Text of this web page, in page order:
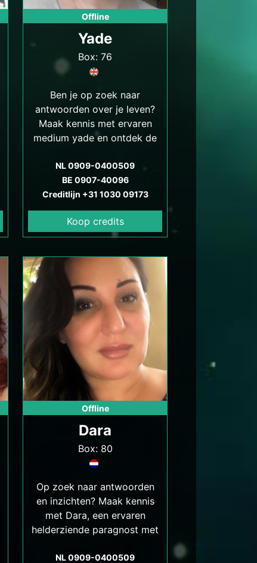
Offline
Yade
Box: 76
Ben je op zoek naar
antwoorden over je leven?
Maak kennis met ervaren
medium yade en ontdek de
verder en ontdek hoe yade
je kan helpen om dichter bij
jezelf te komen en
antwoorden te vinden op je
levensvragen.
NL 0909-0400509
BE 0907-40096
Creditlijn +31 1030 09173
Koop credits
Offline
Dara
Box: 80
Op zoek naar antwoorden
en inzichten? Maak kennis
met Dara, een ervaren
helderziende paragnost met
helderziendheid en contact
NL 0909-0400509